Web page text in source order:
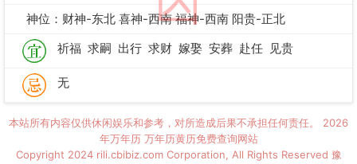
神位：财神-东北 喜神-西南 福神-西南 阳贵-正北
祈福 求嗣 出行 求财 嫁娶 安葬 赴任 见贵
无
本站所有内容仅供休闲娱乐和参考，对所造成后果不承担任何责任。 2026
年万年历 万年历黄历免费查询网站
Copyright 2024 rili.cbibiz.com Corporation, All Rights Reserved 豫